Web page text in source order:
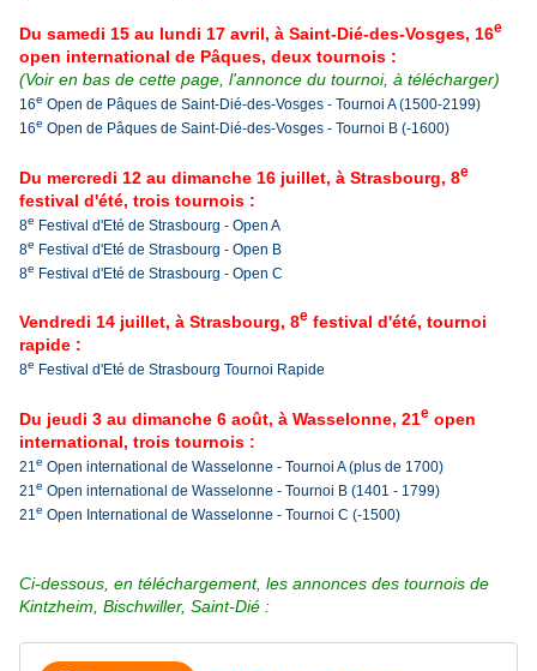
Du samedi 15 au lundi 17 avril, à Saint-Dié-des-Vosges, 16e
open international de Pâques, deux tournois :
(Voir en bas de cette page, l'annonce du tournoi, à télécharger)
16e Open de Pâques de Saint-Dié-des-Vosges - Tournoi A (1500-2199)
16e Open de Pâques de Saint-Dié-des-Vosges - Tournoi B (-1600)
Du mercredi 12 au dimanche 16 juillet, à Strasbourg, 8e
festival d'été, trois tournois :
8e Festival d'Eté de Strasbourg - Open A
8e Festival d'Eté de Strasbourg - Open B
8e Festival d'Eté de Strasbourg - Open C
Vendredi 14 juillet, à Strasbourg, 8e festival d'été, tournoi
rapide :
8e Festival d'Eté de Strasbourg Tournoi Rapide
Du jeudi 3 au dimanche 6 août, à Wasselonne, 21e open
international, trois tournois :
21e Open international de Wasselonne - Tournoi A (plus de 1700)
21e Open international de Wasselonne - Tournoi B (1401 - 1799)
21e Open International de Wasselonne - Tournoi C (-1500)
Ci-dessous, en téléchargement, les annonces des tournois de
Kintzheim, Bischwiller, Saint-Dié :